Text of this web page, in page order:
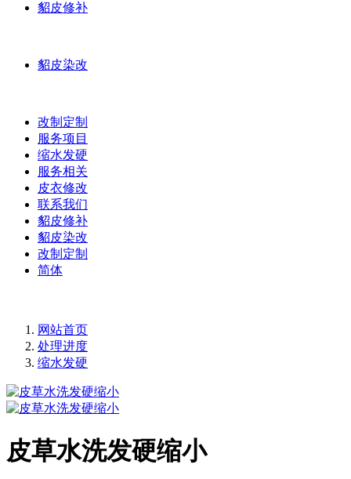
貂皮修补
貂皮染改
改制定制
服务项目
缩水发硬
服务相关
皮衣修改
联系我们
貂皮修补
貂皮染改
改制定制
简体
网站首页
处理进度
缩水发硬
皮草水洗发硬缩小